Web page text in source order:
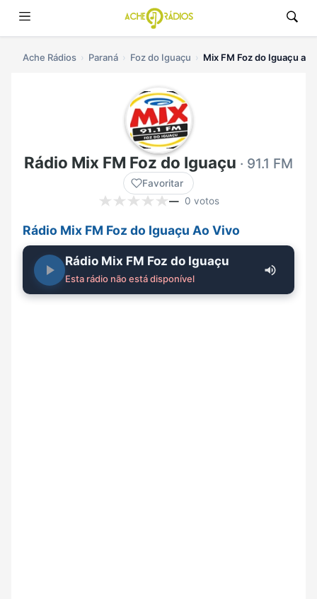
Ache Rádios Paraná Foz do Iguaçu Mix FM Foz do Iguaçu ao
Rádio Mix FM Foz do Iguaçu · 91.1 FM
Favoritar
— 0 votos
Rádio Mix FM Foz do Iguaçu Ao Vivo
Rádio Mix FM Foz do Iguaçu
Esta rádio não está disponível